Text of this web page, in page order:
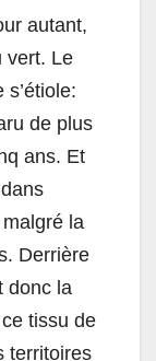
autant,
vert. Le
de plus
ans. Et
la
Derrière
donc la
tissu de
territoires